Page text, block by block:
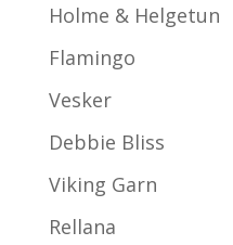
Holme & Helgetun
Flamingo
Vesker
Debbie Bliss
Viking Garn
Rellana